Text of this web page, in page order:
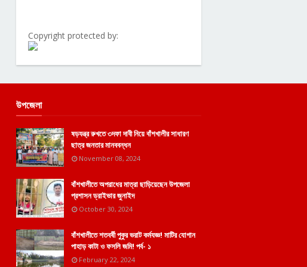
Copyright protected by:
উপজেলা
ষড়যন্ত্র রুখতে ৩দফা দাবী নিয়ে বাঁশখালীর সাধারণ
ছাত্র জনতার মানববন্ধন
November 08, 2024
বাঁশখালীতে অপরাধের মাত্রা ছাড়িয়েছেন উপজেলা
প্রশাসন ড্রাইভার জুনাইদ
October 30, 2024
বাঁশখালীতে শতবর্ষী পুকুর ভরাট কর্মযজ্ঞ! মাটির যোগান
পাহাড় কাটা ও ফসলি জমি! পর্ব- ১
February 22, 2024